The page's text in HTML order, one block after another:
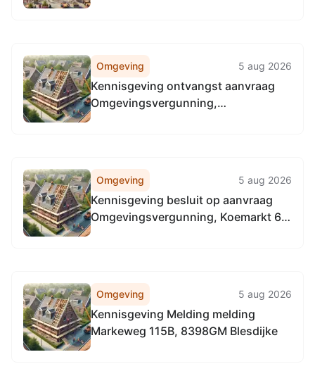
Omgeving 5 aug 2026
Kennisgeving ontvangst aanvraag
Omgevingsvergunning,
Omgeving 5 aug 2026
Kennisgeving besluit op aanvraag
Omgevingsvergunning, Koemarkt 6,
Omgeving 5 aug 2026
Kennisgeving Melding melding
Markeweg 115B, 8398GM Blesdijke